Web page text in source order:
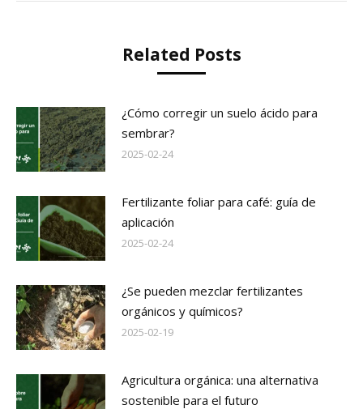
Related Posts
¿Cómo corregir un suelo ácido para
sembrar?
2025-02-24
Fertilizante foliar para café: guía de
aplicación
2025-02-24
¿Se pueden mezclar fertilizantes
orgánicos y químicos?
2025-02-19
Agricultura orgánica: una alternativa
sostenible para el futuro